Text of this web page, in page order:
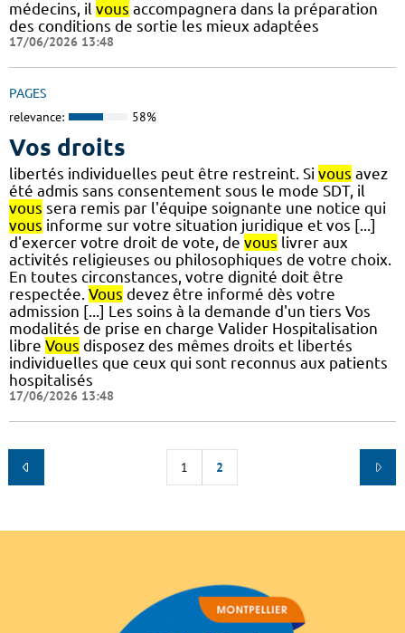
médecins, il vous accompagnera dans la préparation
des conditions de sortie les mieux adaptées
17/06/2026 13:48
PAGES
relevance: 58%
Vos droits
libertés individuelles peut être restreint. Si vous avez
été admis sans consentement sous le mode SDT, il
vous sera remis par l'équipe soignante une notice qui
vous informe sur votre situation juridique et vos [...]
d'exercer votre droit de vote, de vous livrer aux
activités religieuses ou philosophiques de votre choix.
En toutes circonstances, votre dignité doit être
respectée. Vous devez être informé dès votre
admission [...] Les soins à la demande d'un tiers Vos
modalités de prise en charge Valider Hospitalisation
libre Vous disposez des mêmes droits et libertés
individuelles que ceux qui sont reconnus aux patients
hospitalisés
17/06/2026 13:48
1 2